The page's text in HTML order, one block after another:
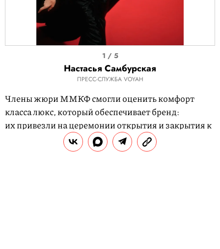
1
o
f
1 / 5
Настасья Самбурская
ПРЕСС-СЛУЖБА VOYAH
Члены жюри ММКФ смогли оценить комфорт
класса люкс, который обеспечивает бренд:
их привезли на церемонии открытия и закрытия к
театру «Россия» на электромобиляхVOYAH
VOYAH DREAM.